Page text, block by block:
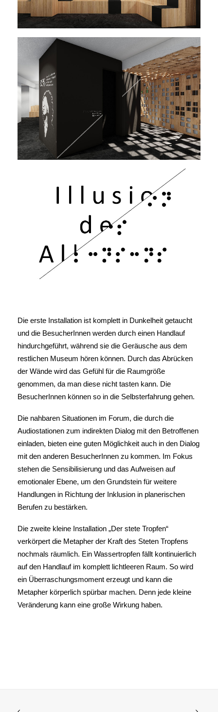
Die erste Installation ist komplett in Dunkelheit getaucht
und die BesucherInnen werden durch einen Handlauf
hindurchgeführt, während sie die Geräusche aus dem
restlichen Museum hören können. Durch das Abrücken
der Wände wird das Gefühl für die Raumgröße
genommen, da man diese nicht tasten kann. Die
BesucherInnen können so in die Selbsterfahrung gehen.
Die nahbaren Situationen im Forum, die durch die
Audiostationen zum indirekten Dialog mit den Betroffenen
einladen, bieten eine guten Möglichkeit auch in den Dialog
mit den anderen BesucherInnen zu kommen. Im Fokus
stehen die Sensibilisierung und das Aufweisen auf
emotionaler Ebene, um den Grundstein für weitere
Handlungen in Richtung der Inklusion in planerischen
Berufen zu bestärken.
Die zweite kleine Installation „Der stete Tropfen“
verkörpert die Metapher der Kraft des Steten Tropfens
nochmals räumlich. Ein Wassertropfen fällt kontinuierlich
auf den Handlauf im komplett lichtleeren Raum. So wird
ein Überraschungsmoment erzeugt und kann die
Metapher körperlich spürbar machen. Denn jede kleine
Veränderung kann eine große Wirkung haben.